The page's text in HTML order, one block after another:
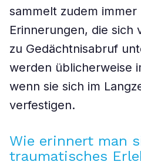
sammelt zudem immer
Erinnerungen, die sich
zu Gedächtnisabruf
werden üblicherweise
wenn sie sich im
verfestigen.
Wie erinnert man
traumatisches